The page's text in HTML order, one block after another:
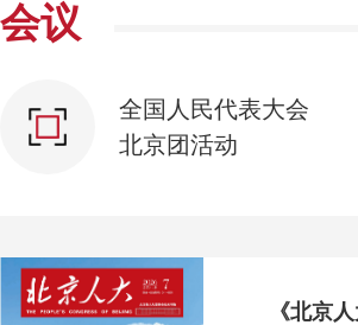
会议
全国人民代表大会
北京团活动
《北京人